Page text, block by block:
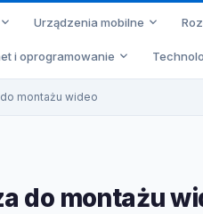
Urządzenia mobilne
i oprogramowanie
montażu wideo
do montażu